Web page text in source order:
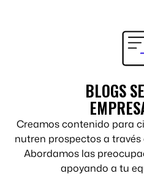
BLOGS
Creamos contenido para
nutren prospectos a
Abordamos las
apoyando a tu